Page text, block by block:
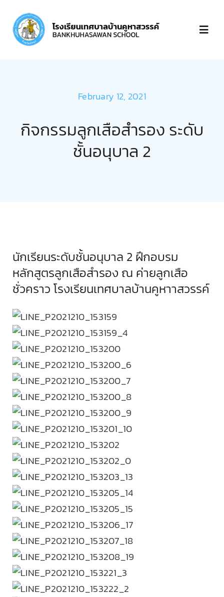
content
บุคลากร
February 12, 2021
กิจกรรมลูกเสือสำรอง ระดับ
ชั้นอนุบาล 2
นักเรียนระดับชั้นอนุบาล 2 ฝึกอบรม
หลักสูตรลูกเสือสำรอง ณ ค่ายลูกเสือ
ชั่วคราว โรงเรียนเทศบาลบ้านคูหาาสวรรค์